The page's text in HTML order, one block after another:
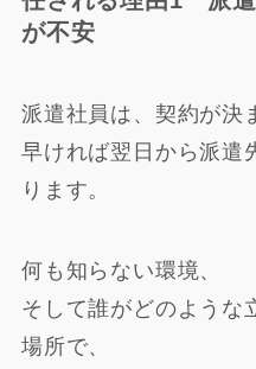
が不安
派遣社員は、契約が決
早ければ翌日から派遣
ります。
何も知らない環境、
そして誰がどのような
場所で、